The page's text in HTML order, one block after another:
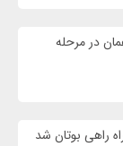
در مرحله
راهی بوتان شد